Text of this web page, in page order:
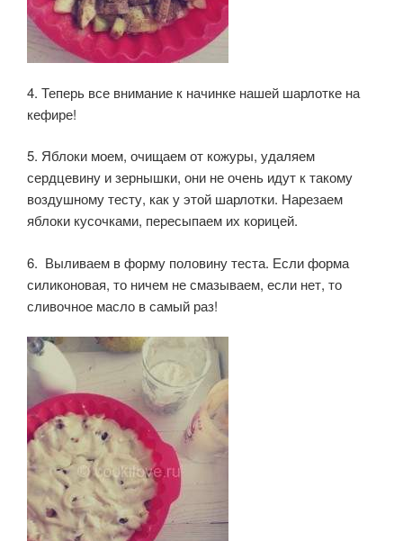
4. Теперь все внимание к начинке нашей шарлотке на
кефире!
5. Яблоки моем, очищаем от кожуры, удаляем
сердцевину и зернышки, они не очень идут к такому
воздушному тесту, как у этой шарлотки. Нарезаем
яблоки кусочками, пересыпаем их корицей.
6. Выливаем в форму половину теста. Если форма
силиконовая, то ничем не смазываем, если нет, то
сливочное масло в самый раз!